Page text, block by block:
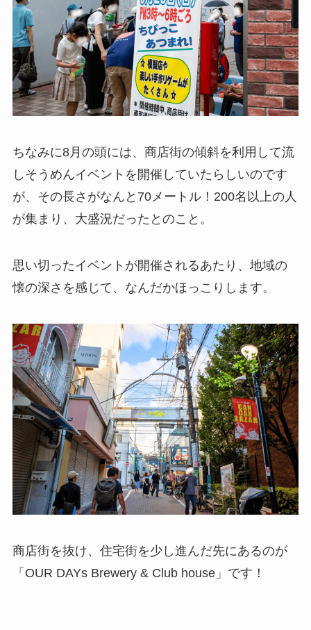
ちなみに8月の頭には、商店街の傾斜を利用して流
しそうめんイベントを開催していたらしいのです
が、その長さがなんと70メートル！200名以上の人
が集まり、大盛況だったとのこと。
思い切ったイベントが開催されるあたり、地域の
懐の深さを感じて、なんだかほっこりします。
商店街を抜け、住宅街を少し進んだ先にあるのが
「OUR DAYs Brewery & Club house」です！